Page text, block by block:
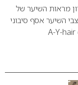
מראות השיער של
השיער אסף סיבוני